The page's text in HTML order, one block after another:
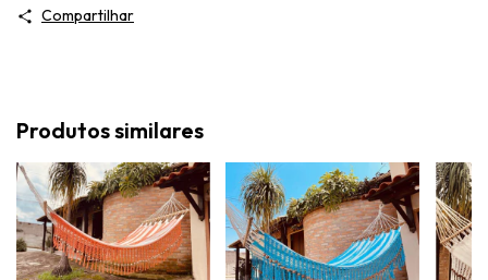
Compartilhar
Produtos similares